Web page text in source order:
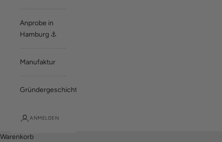
Anprobe in
Hamburg ⚓
Manufaktur
Gründergeschichte
ANMELDEN
Warenkorb